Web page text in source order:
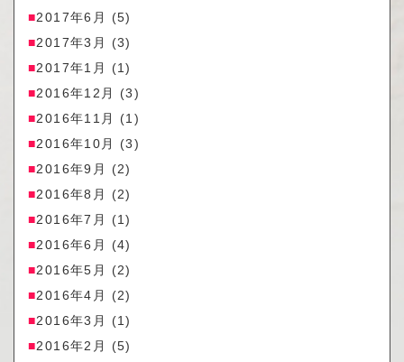
2017年6月
(5)
2017年3月
(3)
2017年1月
(1)
2016年12月
(3)
2016年11月
(1)
2016年10月
(3)
2016年9月
(2)
2016年8月
(2)
2016年7月
(1)
2016年6月
(4)
2016年5月
(2)
2016年4月
(2)
2016年3月
(1)
2016年2月
(5)